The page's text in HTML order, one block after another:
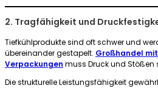
2. Tragfähigkeit und
Tiefkühlprodukte sind oft schwer und
übereinander gestapelt. Großhandel
Verpackungen muss Druck und Stößen
Die strukturelle Leistungsfähigkeit